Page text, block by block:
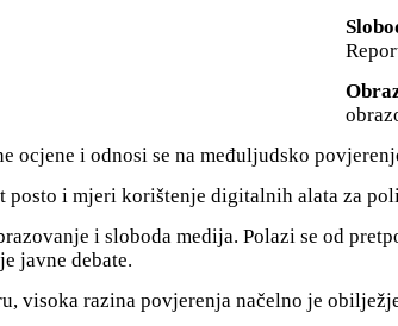
ocjene i odnosi se na međuljudsko
posto i mjeri korištenje digitalnih alata za
i sloboda medija. Polazi se od
javne debate.
visoka razina povjerenja načelno je